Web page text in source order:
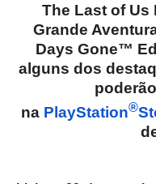
The Last of Us
Grande
Days Gone™
alguns dos
na PlayStation®